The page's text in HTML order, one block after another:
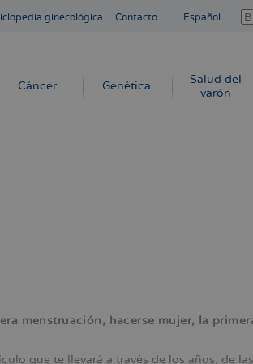
ginecológica Contacto Español
Cáncer Genética
Salud del
varón
menstruación, hacerse mujer, la
que te llevará a través de los años, de